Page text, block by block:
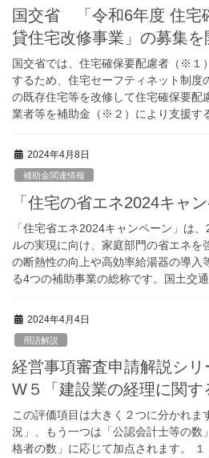
国交省 「令和6年度 住宅
貸住宅改修事業」の募集を
国交省では、住宅確保要配慮者（※１
するため、住宅セーフティネット制度
の既存住宅等を改修して住宅確保要配
業者等を補助金（※２）により支援す
2024年4月8日
補助金関連情報
「住宅の省エネ2024キャ
「住宅省エネ2024キャンペーン」は
ルの実現に向け、家庭部門の省エネを
の断熱性の向上や高効率給湯器の導入
る4つの補助事業の総称です。国土交
2024年4月4日
用語解説
経営事項審査申請解説シ
W５「建設業の経理に関す
この評価項目は大きく２つに分かれま
況」、もう一つは「公認会計士等の数
格者の数」に応じて加点されます。